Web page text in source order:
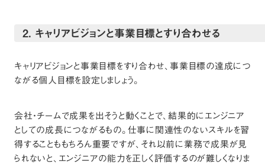
2. キャリアビジョンと事業目標とすり合わせる
キャリアビジョンと事業目標をすり合わせ、事業目標の達成につ
ながる個人目標を設定しましょう。
会社・チームで成果を出そうと動くことで、結果的にエンジニア
としての成長につながるもの。仕事に関連性のないスキルを習
得することももちろん重要ですが、それ以前に業務で成果が見
られないと、エンジニアの能力を正しく評価するのが難しくなりま